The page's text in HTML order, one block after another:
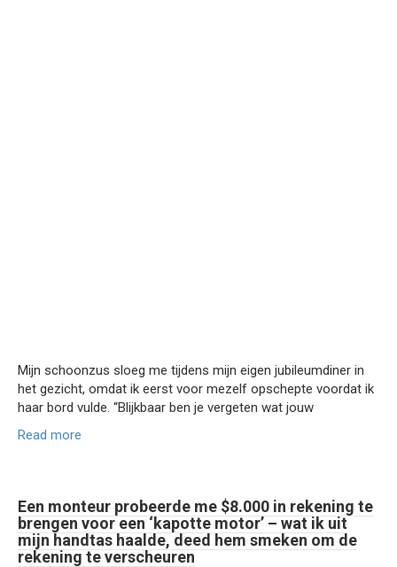
Mijn schoonzus sloeg me tijdens mijn eigen jubileumdiner in
het gezicht, omdat ik eerst voor mezelf opschepte voordat ik
haar bord vulde. “Blijkbaar ben je vergeten wat jouw
Read more
Een monteur probeerde me $8.000 in rekening te
brengen voor een ‘kapotte motor’ – wat ik uit
mijn handtas haalde, deed hem smeken om de
rekening te verscheuren